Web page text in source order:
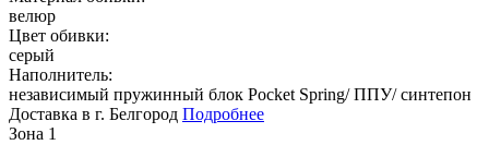
велюр
Цвет обивки:
серый
Наполнитель:
независимый пружинный блок Pocket Spring/ ППУ/ синтепон
Доставка в г. Белгород Подробнее
Зона 1